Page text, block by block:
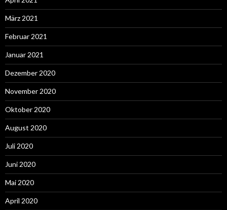
März 2021
Februar 2021
Januar 2021
Dezember 2020
November 2020
Oktober 2020
August 2020
Juli 2020
Juni 2020
Mai 2020
April 2020